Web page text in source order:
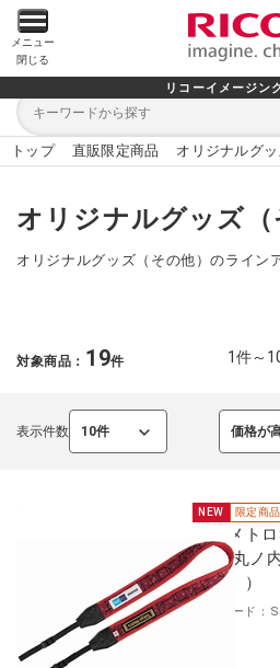
メ
イ
ン
メ
ニ
ュ
を
く
メニュー
閉じる
リコーイメージン
ワ
ー
ド
トップ 直販限定商品 オリジナルグッ
オリジナルグッズ（
オリジナルグッズ（その他）のライン
対象商品： 19件 1件～
表示件数 10件
選
択
価格が
選
択
NEW 限定商品
東京メト
ップ 丸ノ
（赤））
商品コード：